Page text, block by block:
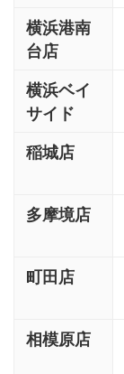
横浜港南
台店
横浜ベイ
サイド
稲城店
多摩境店
町田店
相模原店